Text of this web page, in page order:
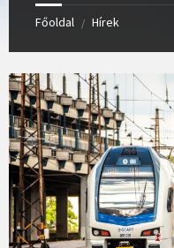
Főoldal / Hírek